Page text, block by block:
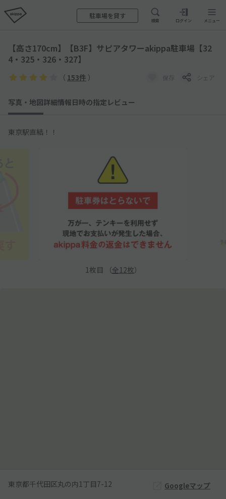
駐車場を貸す
検索 ログイン メニュー
【高さ170cm】【B3F】サピアタワーakippa駐車場【32
4・325・326・327】
（ 153件 ） 保存 シェア
写真・地図詳細情報日時の指定 レビュー
東京駅直結！！
1 枚目 （全12枚）
東京都千代田区丸の内1丁目7-12 Googleマップ